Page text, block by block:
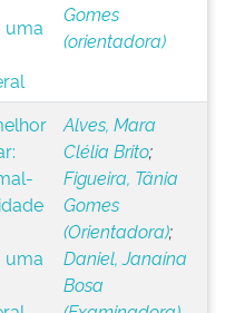
uma
Gomes
(orientadora)
uma
Alves, Mara
Clélia Brito;
Figueira, Tânia
Gomes
(Orientadora);
Daniel, Janaína
Bosa